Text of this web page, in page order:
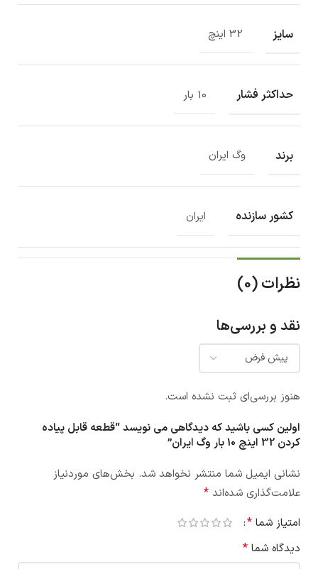
سایز 32 اینچ
حداکثر فشار 10 بار
برند وگ ایران
کشور سازنده ایران
نظرات (0)
نقد و بررسی‌ها
هنوز بررسی‌ای ثبت نشده است.
اولین کسی باشید که دیدگاهی می نویسد “قطعه قابل پیاده
کردن 32 اینچ 10 بار وگ ایران”
نشانی ایمیل شما منتشر نخواهد شد. بخش‌های موردنیاز
علامت‌گذاری شده‌اند *
امتیاز شما *
دیدگاه شما *